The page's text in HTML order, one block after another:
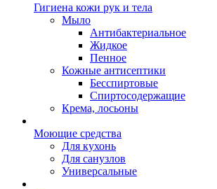
Гигиена кожи рук и тела
Мыло
Антибактериальное
Жидкое
Пенное
Кожные антисептики
Бесспиртовые
Cпиртосодержащие
Крема, лосьоны
Моющие средства
Для кухонь
Для санузлов
Универсальные